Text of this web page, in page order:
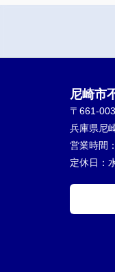
尼崎市
〒661-
兵庫県尼
営業時間：
定休日：